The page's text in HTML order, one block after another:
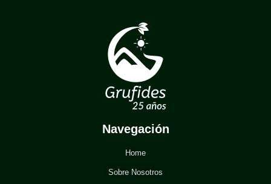
Navegación
Home
Sobre Nosotros